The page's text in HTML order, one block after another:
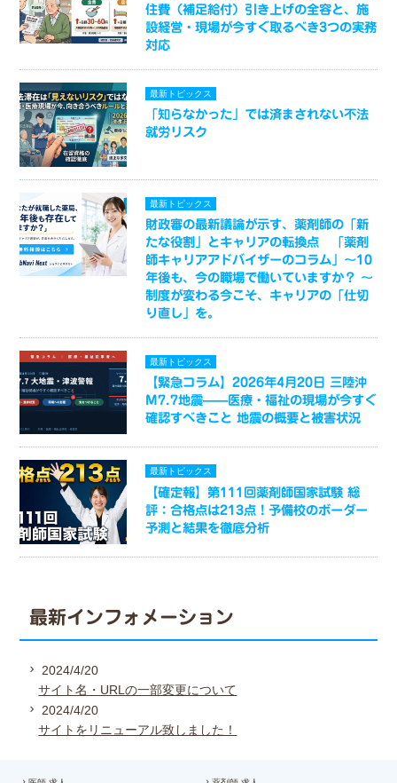
住費（補足給付）引き上げの全容と、施
設経営・現場が今すぐ取るべき3つの実務
対応
最新トピックス
「知らなかった」では済まされない不法
就労リスク
最新トピックス
財政審の最新議論が示す、薬剤師の「新
たな役割」とキャリアの転換点 「薬剤
師キャリアアドバイザーのコラム」～10
年後も、今の職場で働いていますか？ ～
制度が変わる今こそ、キャリアの「仕切
り直し」を。
最新トピックス
【緊急コラム】2026年4月20日 三陸沖
M7.7地震——医療・福祉の現場が今すぐ
確認すべきこと 地震の概要と被害状況
最新トピックス
【確定報】第111回薬剤師国家試験 総
評：合格点は213点！予備校のボーダー
予測と結果を徹底分析
最新インフォメーション
2024/4/20
サイト名・URLの一部変更について
2024/4/20
サイトをリニューアル致しました！